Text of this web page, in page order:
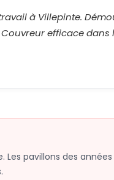
à Villepinte.
efficace dans
pavillons des années